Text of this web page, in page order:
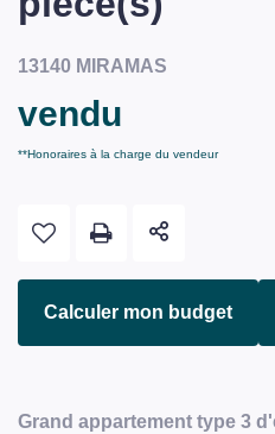
13140 MIRAMAS
vendu
**Honoraires à la charge du vendeur
Calculer mon budget
Grand appartement type 3